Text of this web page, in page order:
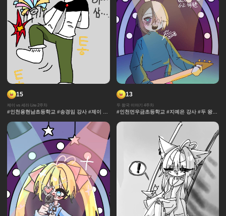
15
제이 vs 세라 Lite 2주차
#인천용현남초등학교 #송경임 강사 #제이 vs
#컷만화 #데포르메 #훈련 #보석 #창작 디자
인 #체육 #제이 #대결 #댄스
13
두 왕국 이야기 4주차
#인천먼우금초등학교 #지예은 강사 #두 왕국
물 #보석 #채색기법 #왕국